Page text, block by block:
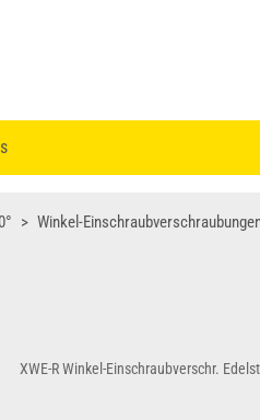
Winkel-
XWE-R Winkel-Einschraubverschr.